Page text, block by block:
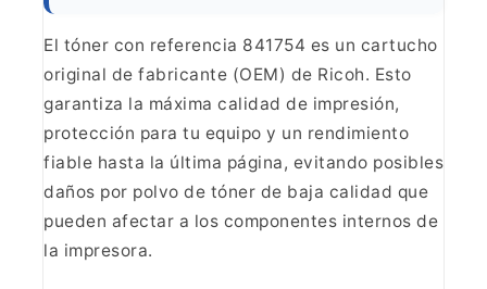
El tóner con referencia 841754 es un cartucho
original de fabricante (OEM) de Ricoh. Esto
garantiza la máxima calidad de impresión,
protección para tu equipo y un rendimiento
fiable hasta la última página, evitando posibles
daños por polvo de tóner de baja calidad que
pueden afectar a los componentes internos de
la impresora.